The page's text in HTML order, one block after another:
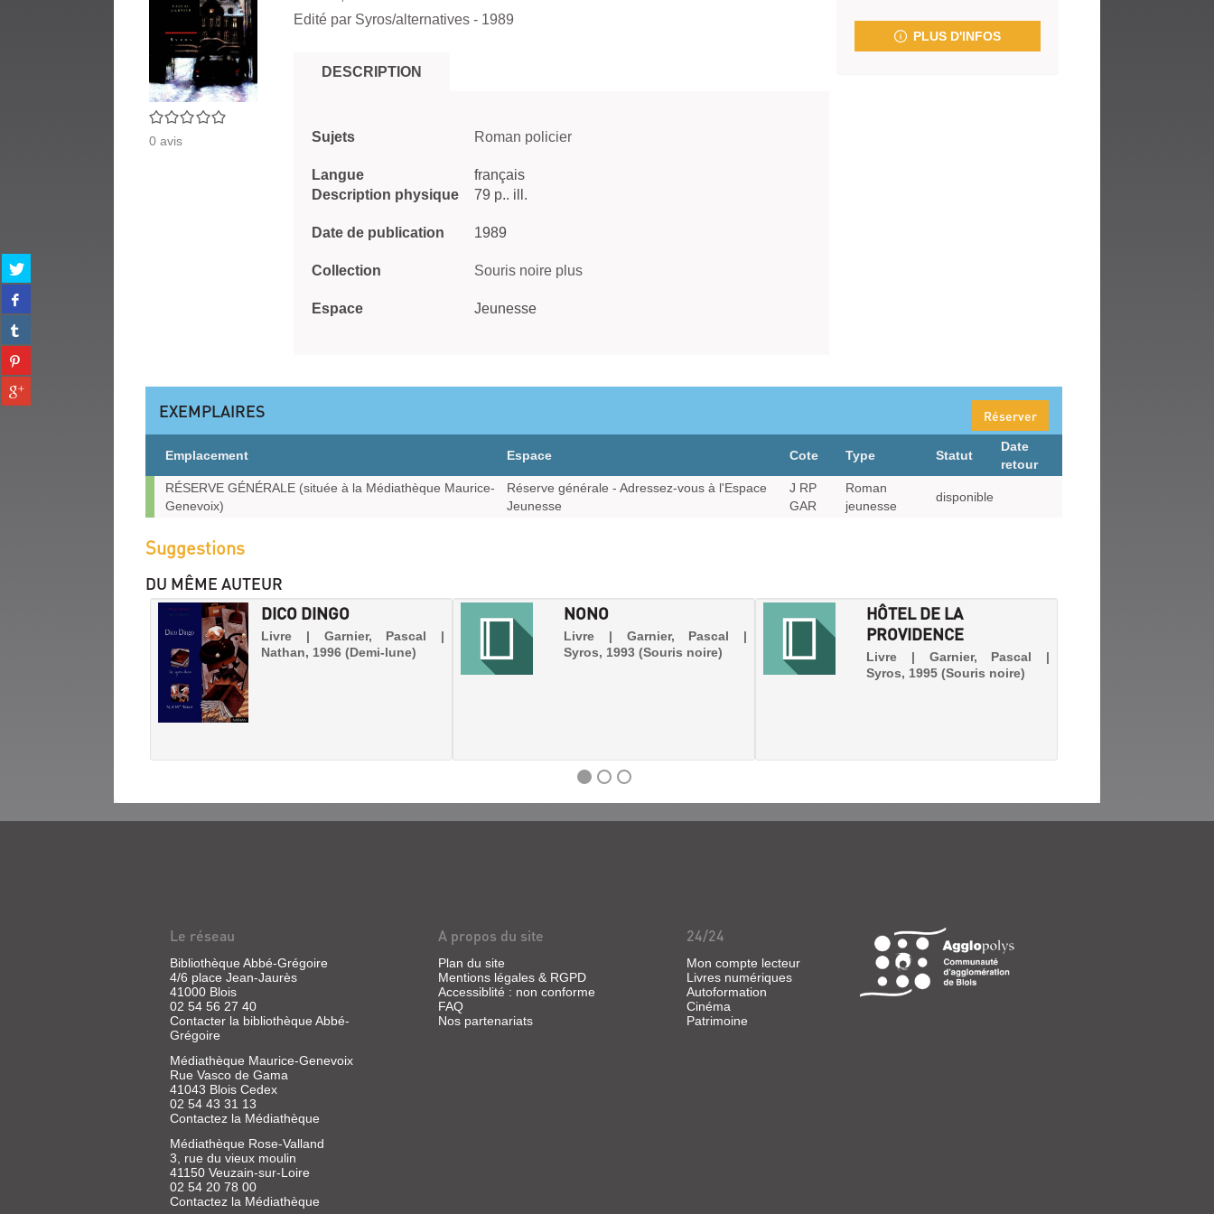
Partager
sur
twitter
(Nouvelle
fenêtre)
Partager
sur
facebook
(Nouvelle
fenêtre)
Partager
sur
tumblr
(Nouvelle
fenêtre)
Partager
sur
pinterest
(Nouvelle
Partager
sur
0/5
0 avis
Edité par Syros/alternatives - 1989
DESCRIPTION
Sujets Roman policier
Langue
français
Description physique
79 p.. ill.
Date de publication 1989
Collection Souris noire plus
Espace Jeunesse
PLUS D'INFOS
EXEMPLAIRES Réserver
Exemplaires
Emplacement Espace Cote Type Statut
Date
retour
RÉSERVE GÉNÉRALE (située à la Médiathèque Maurice-
Genevoix)
Réserve générale - Adressez-vous à l'Espace
Jeunesse
J RP
GAR
Roman
jeunesse
disponible
Suggestions
DU MÊME AUTEUR
NONO
Livre | Garnier, Pascal |
Syros, 1993 (Souris noire)
HÔTEL DE LA
PROVIDENCE
Livre | Garnier, Pascal |
Syros, 1995 (Souris noire)
DICO DINGO
Livre | Garnier, Pascal |
Nathan, 1996 (Demi-lune)
Garnier,
Pascal
Syros,
1993
(Souris
noire)
DE
LA
PROVIDENCE
Le réseau
Bibliothèque Abbé-Grégoire
4/6 place Jean-Jaurès
41000 Blois
02 54 56 27 40
Contacter la bibliothèque Abbé-
Grégoire
Médiathèque Maurice-Genevoix
Rue Vasco de Gama
41043 Blois Cedex
02 54 43 31 13
Contactez la Médiathèque
Médiathèque Rose-Valland
3, rue du vieux moulin
41150 Veuzain-sur-Loire
02 54 20 78 00
Contactez la Médiathèque
A propos du site
Plan du site
Mentions légales & RGPD
Accessiblité : non conforme
FAQ
Nos partenariats
24/24
Mon compte lecteur
Livres numériques
Autoformation
Cinéma
Patrimoine